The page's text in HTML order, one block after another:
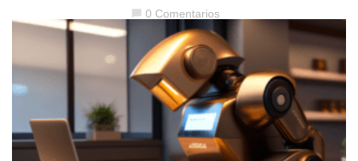
chat_bubble 0 Comentarios